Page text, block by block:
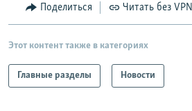
Все сайты РСЕ/РС
Поделиться Читать без VPN
Этот контент также в категориях
Главные разделы Новости